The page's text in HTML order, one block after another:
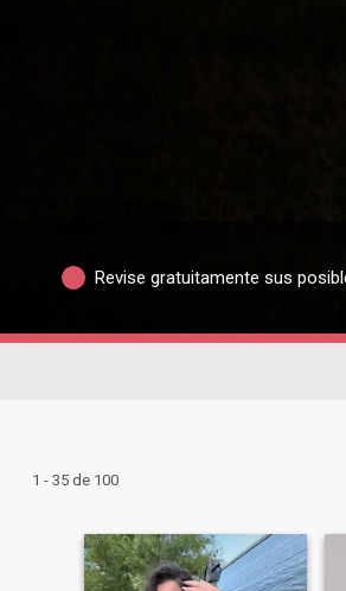
Revise gratuitamente sus
1 - 35 de 100